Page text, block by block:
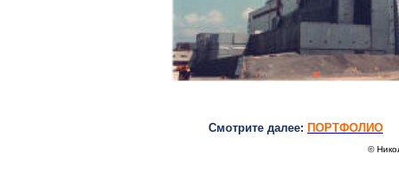
Смотрите далее: ПОРТФОЛИО
©